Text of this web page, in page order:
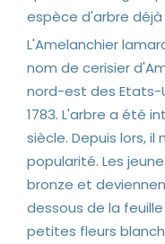
espèce d'arbre déjà
L'Amelanchier
nom de cerisier
nord-est des Etats-
1783. L'arbre a été
siècle. Depuis lors,
popularité. Les
bronze et
dessous de la feuille
petites fleurs